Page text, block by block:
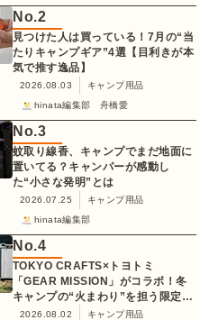
No.2
見つけた人は買っている！7月の“当
たりキャンプギア”4選【目利きが本
気で推す逸品】
2026.08.03
キャンプ用品
hinata編集部 舟橋愛
No.3
蚊取り線香、キャンプでまだ地面に
置いてる？キャンパーが感動し
た“小さな発明”とは
2026.07.25
キャンプ用品
hinata編集部
No.4
TOKYO CRAFTS×トヨトミ
「GEAR MISSION」がコラボ！冬
キャンプの“火まわり”を担う限定
K3クッキングストーブが登場
2026.08.02
キャンプ用品